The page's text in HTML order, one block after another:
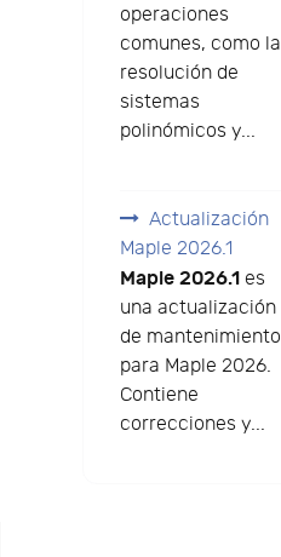
operaciones
comunes, como la
resolución de
sistemas
polinómicos y...
Actualización
Maple 2026.1
Maple 2026.1es
una actualización
de mantenimiento
para Maple 2026.
Contiene
correcciones y...